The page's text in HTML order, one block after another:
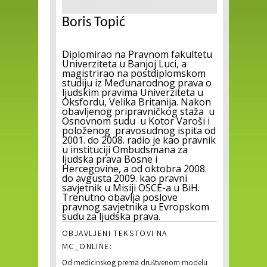
Boris Topić
Diplomirao na Pravnom fakultetu
Univerziteta u Banjoj Luci, a
magistrirao na postdiplomskom
studiju iz Međunarodnog prava o
ljudskim pravima Univerziteta u
Oksfordu, Velika Britanija. Nakon
obavljenog pripravničkog staža u
Osnovnom sudu u Kotor Varoši i
položenog pravosudnog ispita od
2001. do 2008. radio je kao pravnik
u instituciji Ombudsmana za
ljudska prava Bosne i
Hercegovine, a od oktobra 2008.
do avgusta 2009. kao pravni
savjetnik u Misiji OSCE-a u BiH.
Trenutno obavlja poslove
pravnog savjetnika u Evropskom
sudu za ljudska prava.
OBJAVLJENI TEKSTOVI NA
MC_ONLINE:
Od medicinskog prema društvenom modelu